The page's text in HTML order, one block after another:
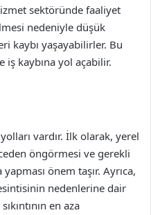
sektöründe faaliyet
nedeniyle düşük
kaybı yaşayabilirler. Bu
kaybına yol açabilir.
vardır. İlk olarak, yerel
öngörmesi ve gerekli
yapması önem taşır. Ayrıca,
nedenlerine dair
en aza